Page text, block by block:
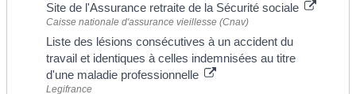
Site de l'Assurance retraite de la Sécurité sociale
Caisse nationale d'assurance vieillesse (Cnav)
Liste des lésions consécutives à un accident du
travail et identiques à celles indemnisées au titre
d'une maladie professionnelle
Legifrance